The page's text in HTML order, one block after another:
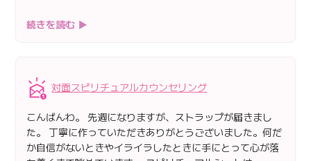
続きを読む ▶
対面スピリチュアルカウンセリング
こんばんわ。 先週になりますが、ストラップが届きまし
た。 丁寧に作っていただきありがとうございました。何だ
か自信がないときやイライラしたときに手にとって心が落